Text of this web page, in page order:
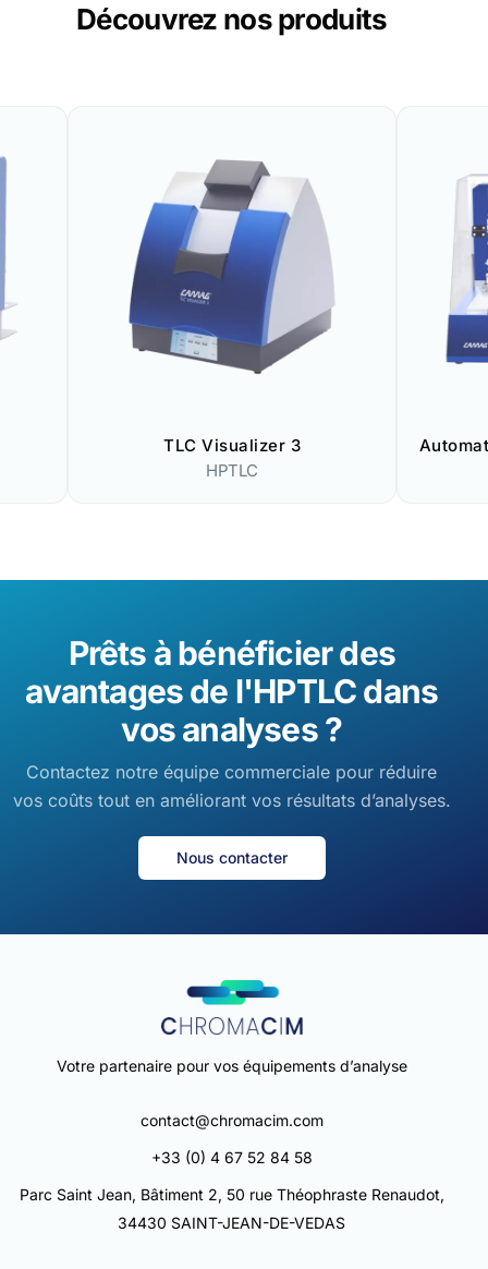
Découvrez nos produits
TLC Visualizer 3
HPTLC
Prêts à bénéficier des
avantages de l'HPTLC dans
vos analyses ?
Contactez notre équipe commerciale pour réduire
vos coûts tout en améliorant vos résultats d’analyses.
Nous contacter
Votre partenaire pour vos équipements d’analyse
contact@chromacim.com
+33 (0) 4 67 52 84 58
Parc Saint Jean, Bâtiment 2, 50 rue Théophraste Renaudot,
34430 SAINT-JEAN-DE-VEDAS